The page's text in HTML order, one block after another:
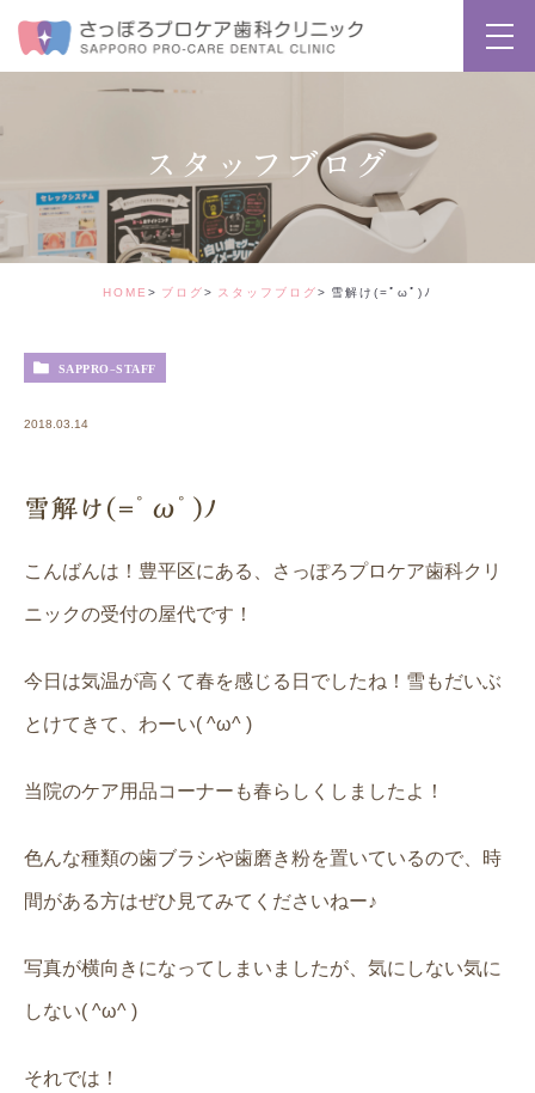
スタッフブログ
HOME ブログ スタッフブログ 雪解け(=ﾟωﾟ)ﾉ
SAPPRO-STAFF
2018.03.14
雪解け(=ﾟωﾟ)ﾉ
こんばんは！豊平区にある、さっぽろプロケア歯科クリ
ニックの受付の屋代です！
今日は気温が高くて春を感じる日でしたね！雪もだいぶ
とけてきて、わーい( ^ω^ )
当院のケア用品コーナーも春らしくしましたよ！
色んな種類の歯ブラシや歯磨き粉を置いているので、時
間がある方はぜひ見てみてくださいねー♪
写真が横向きになってしまいましたが、気にしない気に
しない( ^ω^ )
それでは！